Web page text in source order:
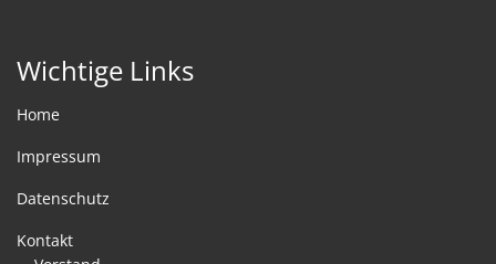
Wichtige Links
Home
Impressum
Datenschutz
Kontakt